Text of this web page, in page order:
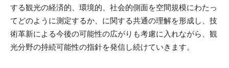
する観光の経済的、環境的、社会的側面を空間規模にわたっ
てどのように測定するか、に関する共通の理解を形成し、技
術革新による今後の可能性の広がりも考慮に入れながら、観
光分野の持続可能性の指針を発信し続けていきます。